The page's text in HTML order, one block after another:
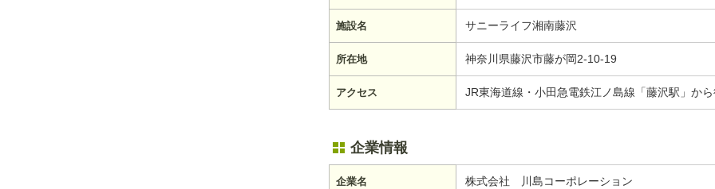
施設名 サニーライフ湘南藤沢
所在地 神奈川県藤沢市藤が岡2-10-19
アクセス JR東海道線・小田急電鉄江ノ島線「藤沢駅」か
企業情報
企業名 株式会社 川島コーポレーション